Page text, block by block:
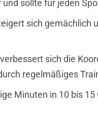
sollte für jeden
sich gemächlich
sich die
regelmäßiges
Minuten in 10 bis